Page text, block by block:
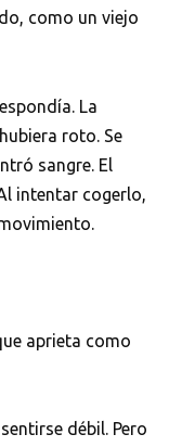
como un viejo
La
roto. Se
sangre. El
intentar cogerlo,
aprieta como
débil. Pero